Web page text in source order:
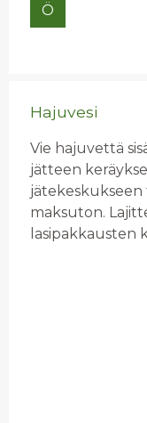
Ö
Hajuvesi
Vie hajuvettä
jätteen
jätekeskukseen
maksuton.
lasipakkausten